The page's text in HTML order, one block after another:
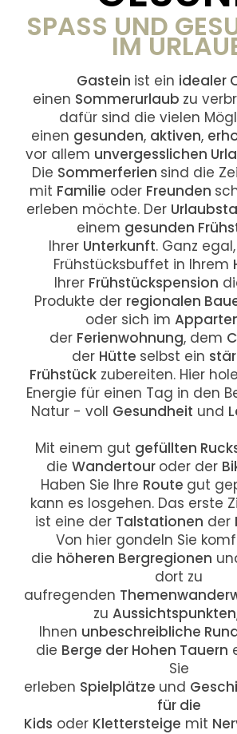
SPASS UND
M
Gastein ist ein idealer
einen Sommerurlaub zu
dafür sind die vielen
einen gesunden, aktiven,
vor allem unvergesslichen
Die Sommerferien sind die
mit Familie oder Freunden
erleben möchte. Der
einem gesunden
Ihrer Unterkunft. Ganz
Frühstücksbuffet in Ihrem
Ihrer Frühstückspension
Produkte der regionalen
oder sich im
der Ferienwohnung, dem
der Hütte selbst ein
Frühstück zubereiten. Hier
Energie für einen Tag in den
Natur - voll Gesundheit und
Mit einem gut gefüllten
die Wandertour oder der
Haben Sie Ihre Route gut
kann es losgehen. Das erste
ist eine der Talstationen der
Von hier gondeln Sie
die höheren Bergregionen
dort zu
aufregenden
zu Aussichtspunkten
Ihnen unbeschreibliche
die Berge der Hohen Tauern
Sie
erleben Spielplätze und
für die
Kids oder Klettersteige mit